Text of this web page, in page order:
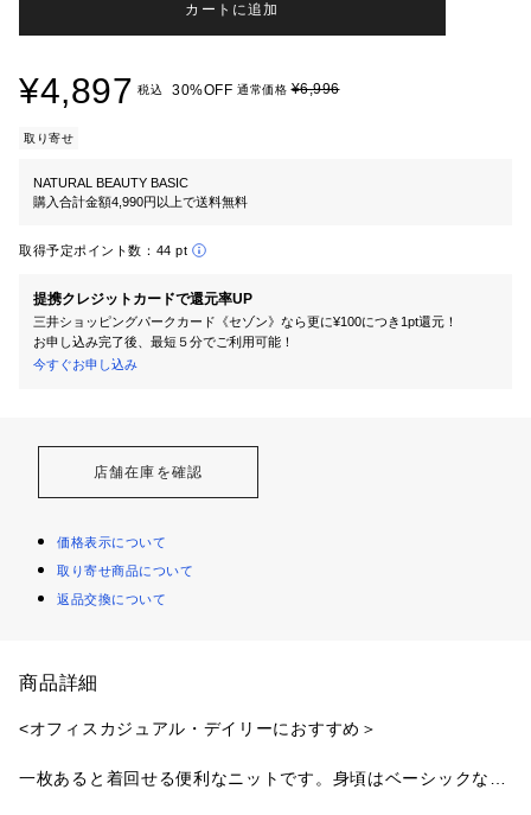
カートに追加
¥4,897 税込 30%OFF 通常価格¥6,996
取り寄せ
NATURAL BEAUTY BASIC
購入合計金額4,990円以上で送料無料
取得予定ポイント数： 44 pt
提携クレジットカードで還元率UP
三井ショッピングパークカード《セゾン》なら更に¥100につき1pt還元！
お申し込み完了後、最短５分でご利用可能！
今すぐお申し込み
店舗在庫を確認
価格表示について
取り寄せ商品について
返品交換について
商品詳細
<オフィスカジュアル・デイリーにおすすめ＞
一枚あると着回せる便利なニットです。身頃はベーシックなサ